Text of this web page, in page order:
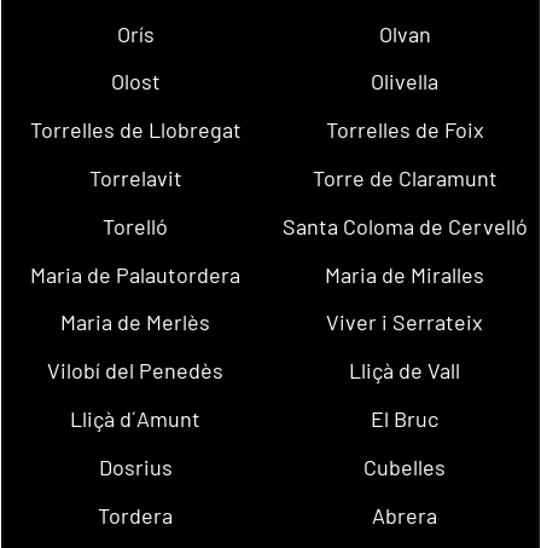
Orís
Olvan
Olost
Olivella
Torrelles de Llobregat
Torrelles de Foix
Torrelavit
Torre de Claramunt
Torelló
Santa Coloma de Cervelló
Maria de Palautordera
Maria de Miralles
Maria de Merlès
Viver i Serrateix
Vilobí del Penedès
Lliçà de Vall
Lliçà d´Amunt
El Bruc
Dosrius
Cubelles
Tordera
Abrera